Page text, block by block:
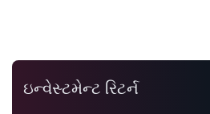
ઇન્વેસ્ટમેન્ટ રિટર્ન